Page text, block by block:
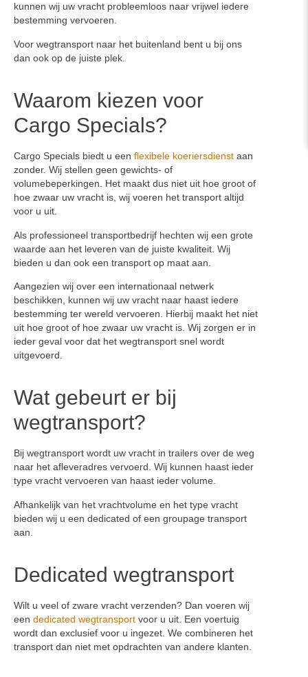
kunnen wij uw vracht probleemloos naar vrijwel iedere
bestemming vervoeren.
Voor wegtransport naar het buitenland bent u bij ons
dan ook op de juiste plek.
Waarom kiezen voor
Cargo Specials?
Cargo Specials biedt u een flexibele koeriersdienst aan
zonder. Wij stellen geen gewichts- of
volumebeperkingen. Het maakt dus niet uit hoe groot of
hoe zwaar uw vracht is, wij voeren het transport altijd
voor u uit.
Als professioneel transportbedrijf hechten wij een grote
waarde aan het leveren van de juiste kwaliteit. Wij
bieden u dan ook een transport op maat aan.
Aangezien wij over een internationaal netwerk
beschikken, kunnen wij uw vracht naar haast iedere
bestemming ter wereld vervoeren. Hierbij maakt het niet
uit hoe groot of hoe zwaar uw vracht is. Wij zorgen er in
ieder geval voor dat het wegtransport snel wordt
uitgevoerd.
Wat gebeurt er bij
wegtransport?
Bij wegtransport wordt uw vracht in trailers over de weg
naar het afleveradres vervoerd. Wij kunnen haast ieder
type vracht vervoeren van haast ieder volume.
Afhankelijk van het vrachtvolume en het type vracht
bieden wij u een dedicated of een groupage transport
aan.
Dedicated wegtransport
Wilt u veel of zware vracht verzenden? Dan voeren wij
een dedicated wegtransport voor u uit. Een voertuig
wordt dan exclusief voor u ingezet. We combineren het
transport dan niet met opdrachten van andere klanten.